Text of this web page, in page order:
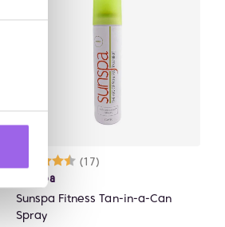
Karakter:
(17)
4.3 av 5 mulige
Sunspa
Sunspa Fitness Tan-in-a-Can
Spray